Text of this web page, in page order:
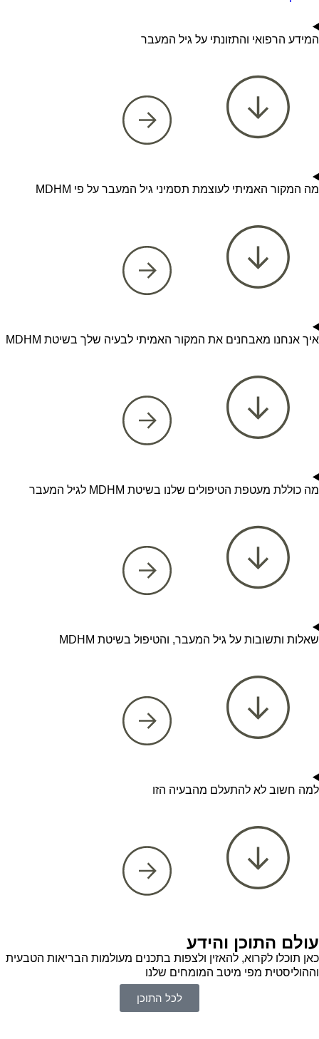
המידע הרפואי והתזונתי על גיל המעבר
מה המקור האמיתי לעוצמת תסמיני גיל המעבר על פי MDHM
איך אנחנו מאבחנים את המקור האמיתי לבעיה שלך בשיטת MDHM
מה כוללת מעטפת הטיפולים שלנו בשיטת MDHM לגיל המעבר
שאלות ותשובות על גיל המעבר, והטיפול בשיטת MDHM
למה חשוב לא להתעלם מהבעיה הזו
עולם התוכן והידע
כאן תוכלו לקרוא, להאזין ולצפות בתכנים מעולמות הבריאות הטבעית
וההוליסטית מפי מיטב המומחים שלנו
לכל התוכן